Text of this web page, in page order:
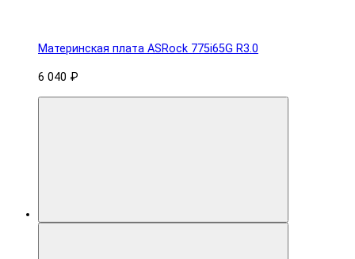
Материнская плата ASRock 775i65G R3.0
6 040 ₽